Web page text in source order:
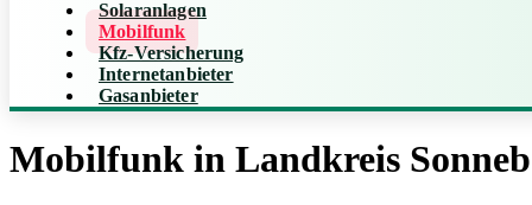
Solaranlagen
Mobilfunk
Kfz-Versicherung
Internetanbieter
Gasanbieter
Mobilfunk in Landkreis